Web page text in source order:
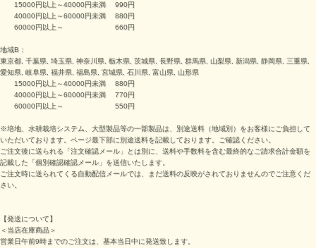
15000円以上～40000円未満 990円
40000円以上～60000円未満 880円
60000円以上～ 660円
地域B：
東京都, 千葉県, 埼玉県, 神奈川県, 栃木県, 茨城県, 長野県, 群馬県, 山梨県, 新潟県, 静岡県, 三重県,
愛知県, 岐阜県, 福井県, 福島県, 宮城県, 石川県, 富山県, 山形県
15000円以上～40000円未満 880円
40000円以上～60000円未満 770円
60000円以上～ 550円
※培地、水耕栽培システム、大型製品等の一部製品は、別途送料（地域別）をお客様にご負担して
いただいております。ページ最下部に別途送料を記載しております。ご確認ください。
ご注文後に送られる「注文確認メール」とは別に、送料や手数料を含む最終的なご請求合計金額を
記載した「個別確認確認メール」を送信いたします。
ご注文時に送られてくる自動配信メールでは、まだ送料の反映がされておりませんのでご注意くだ
さい。
【発送について】
＜当店在庫商品＞
営業日午前9時までのご注文は、基本当日中に発送致します。